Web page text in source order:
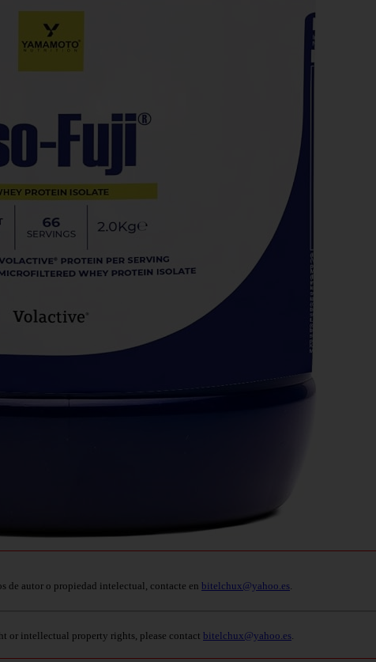
de autor o propiedad intelectual, contacte en bitelchux@yahoo.es.
or intellectual property rights, please contact bitelchux@yahoo.es.